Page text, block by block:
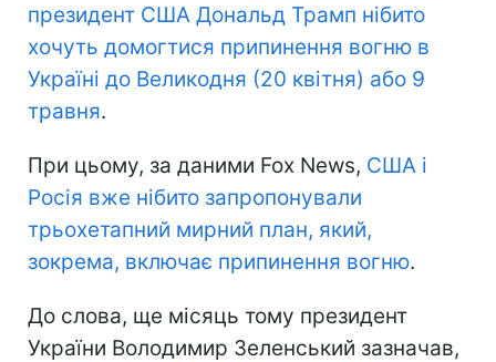
президент США Дональд Трамп нібито
хочуть домогтися припинення вогню в
Україні до Великодня (20 квітня) або 9
травня.
При цьому, за даними Fox News, США і
Росія вже нібито запропонували
трьохетапний мирний план, який,
зокрема, включає припинення вогню.
До слова, ще місяць тому президент
України Володимир Зеленський зазначав,